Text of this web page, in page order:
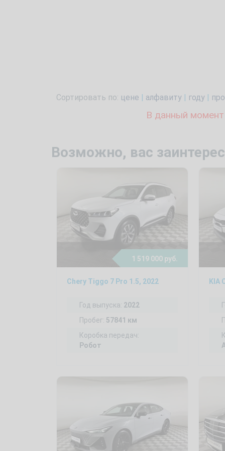
Сортировать по: цене | алфавиту | году |
В данный
Возможно, вас
1 519 000 руб.
Chery Tiggo 7 Pro 1.5, 2022
Год выпуска: 2022
Пробег: 57841 км
Коробка передач:
Робот
KIA